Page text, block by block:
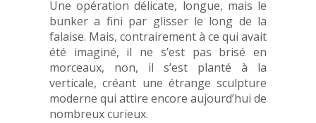
Une opération délicate, longue, mais le
bunker a fini par glisser le long de la
falaise. Mais, contrairement à ce qui avait
été imaginé, il ne s’est pas brisé en
morceaux, non, il s’est planté à la
verticale, créant une étrange sculpture
moderne qui attire encore aujourd’hui de
nombreux curieux.
PRENOM*
SMS*